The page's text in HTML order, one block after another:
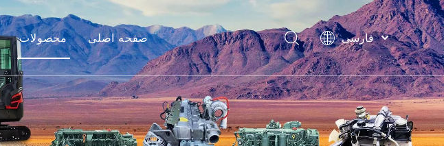
محصولات
موتور
لوازم جانبی بیل مکانیکی
ماشین آلات ساختمانی کوچک
صفحه اصلی
فارسی
Bahasa
indonesia
Türk dili
ไทย
Italiano